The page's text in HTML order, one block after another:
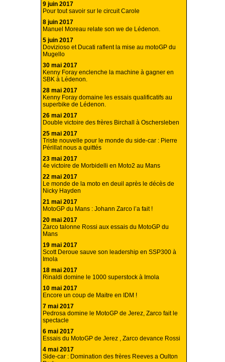
9 juin 2017
Pour tout savoir sur le circuit Carole
8 juin 2017
Manuel Moreau relate son we de Lédenon.
5 juin 2017
Dovizioso et Ducati raflent la mise au motoGP du
Mugello
30 mai 2017
Kenny Foray enclenche la machine à gagner en
SBK à Lédenon.
28 mai 2017
Kenny Foray domaine les essais qualificatifs au
superbike de Lédenon.
26 mai 2017
Double victoire des frères Birchall à Oschersleben
25 mai 2017
Triste nouvelle pour le monde du side-car : Pierre
Périllat nous a quittés
23 mai 2017
4e victoire de Morbidelli en Moto2 au Mans
22 mai 2017
Le monde de la moto en deuil après le décès de
Nicky Hayden
21 mai 2017
MotoGP du Mans : Johann Zarco l’a fait !
20 mai 2017
Zarco talonne Rossi aux essais du MotoGP du
Mans
19 mai 2017
Scott Deroue sauve son leadership en SSP300 à
Imola
18 mai 2017
Rinaldi domine le 1000 superstock à Imola
10 mai 2017
Encore un coup de Maitre en IDM !
7 mai 2017
Pedrosa domine le MotoGP de Jerez, Zarco fait le
spectacle
6 mai 2017
Essais du MotoGP de Jerez , Zarco devance Rossi
4 mai 2017
Side-car : Domination des frères Reeves a Oulton